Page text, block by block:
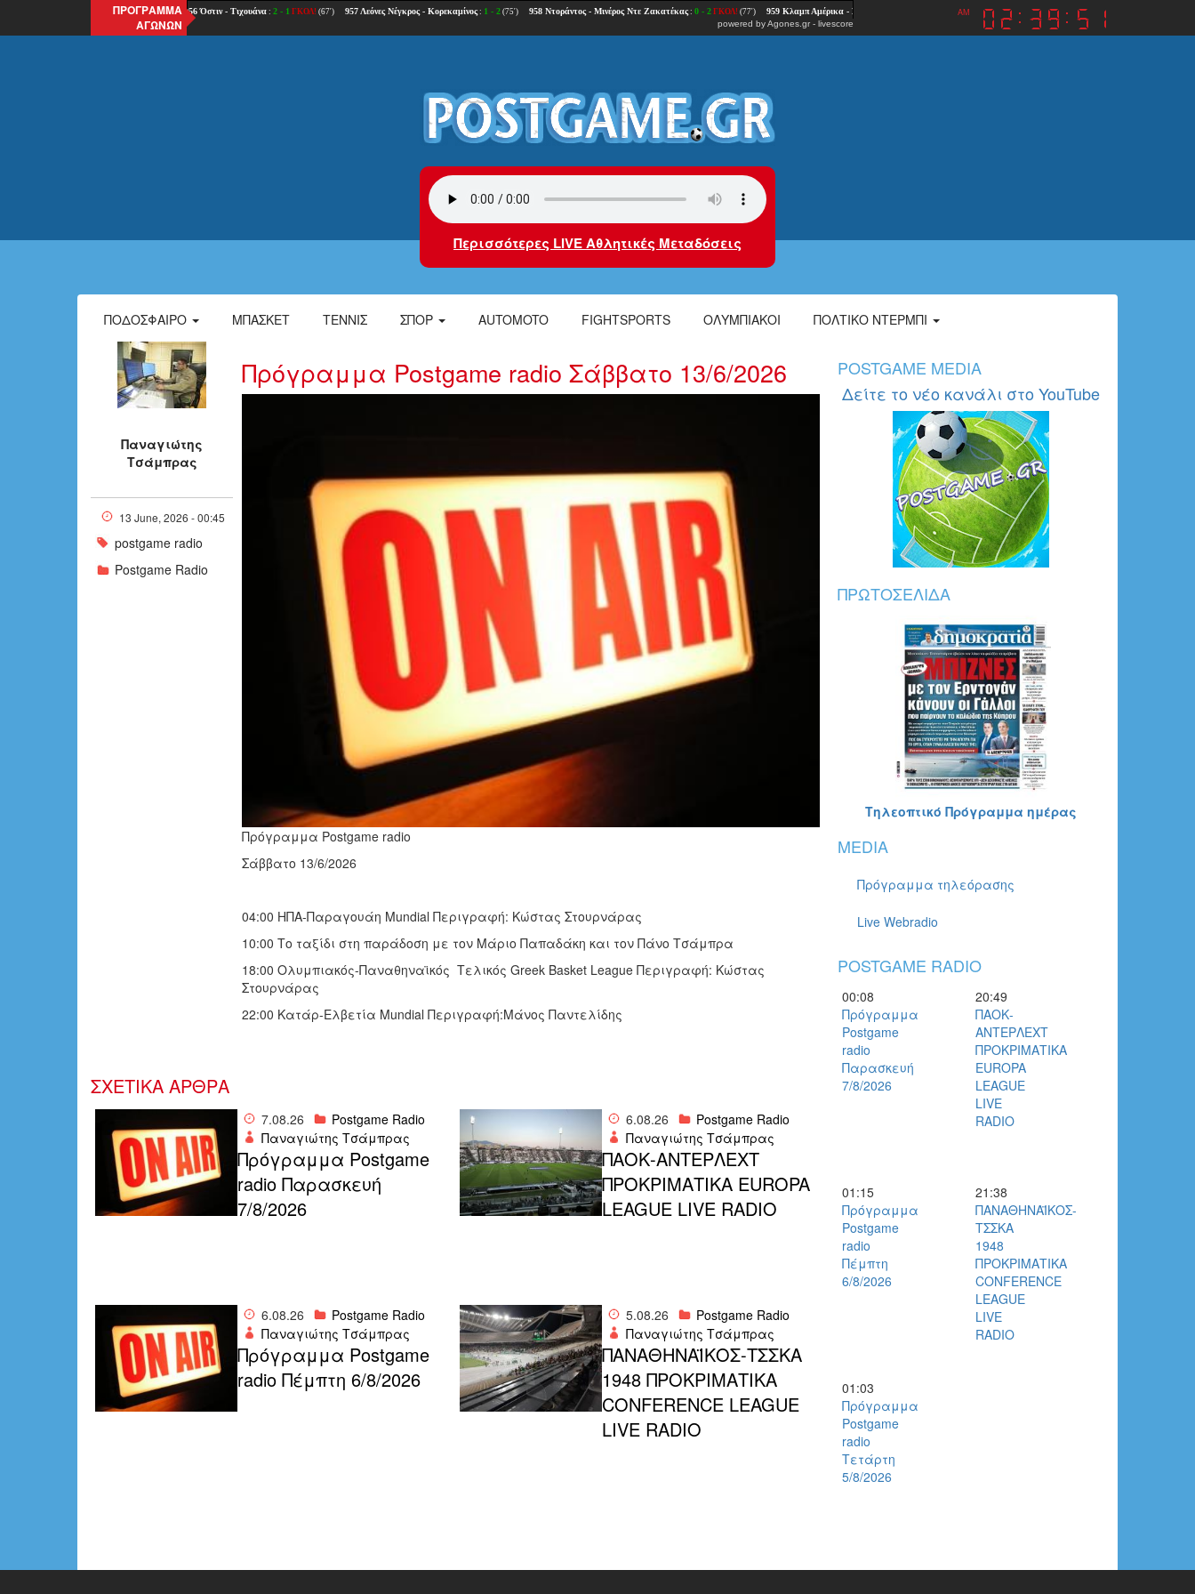
ΠΡΟΓΡΑΜΜΑ
ΑΓΩΝΩΝ
powered byAgones.gr- livescore
AM
Περισσότερες LIVE Αθλητικές Μεταδόσεις
ΠΟΔΌΣΦΑΙΡΟ ΜΠΆΣΚΕΤ ΤΈΝΝΙΣ ΣΠΟΡ AUTOMOTO FIGHTSPORTS ΟΛΥΜΠΙΑΚΟΙ ΠΟΛΤΙΚΌ ΝΤΈΡΜΠΙ
Παναγιώτης
Τσάμπρας
13 June, 2026 - 00:45
postgame radio
Postgame Radio
Πρόγραμμα Postgame radio Σάββατο 13/6/2026
jmm_1_0_0_0_0_0_1_0_0_0_1_0_0_0_0_0_1_0_0_0_0_202.jpg
Πρόγραμμα Postgame radio
Σάββατο 13/6/2026
04:00 ΗΠΑ-Παραγουάη Mundial Περιγραφή: Κώστας Στουρνάρας
10:00 Το ταξίδι στη παράδοση με τον Μάριο Παπαδάκη και τον Πάνο Τσάμπρα
18:00 Ολυμπιακός-Παναθηναϊκός Τελικός Greek Basket League Περιγραφή: Κώστας
Στουρνάρας
22:00 Κατάρ-Ελβετία Mundial Περιγραφή:Μάνος Παντελίδης
ΣΧΕΤΙΚΑ ΑΡΘΡΑ
7.08.26
Postgame Radio
Παναγιώτης Τσάμπρας
Πρόγραμμα Postgame
radio Παρασκευή
7/8/2026
6.08.26
Postgame Radio
Παναγιώτης Τσάμπρας
ΠΑΟΚ-ΑΝΤΕΡΛΕΧΤ
ΠΡΟΚΡΙΜΑΤΙΚΑ EUROPA
LEAGUE LIVE RADIO
6.08.26
Postgame Radio
Παναγιώτης Τσάμπρας
Πρόγραμμα Postgame
radio Πέμπτη 6/8/2026
5.08.26
Postgame Radio
Παναγιώτης Τσάμπρας
ΠΑΝΑΘΗΝΑΪΚΟΣ-ΤΣΣΚΑ
1948 ΠΡΟΚΡΙΜΑΤΙΚΑ
CONFERENCE LEAGUE
LIVE RADIO
POSTGAME MEDIA
Δείτε το νέο κανάλι στο YouTube
ΠΡΩΤΟΣΈΛΙΔΑ
Τηλεοπτικό Πρόγραμμα ημέρας
MEDIA
Πρόγραμμα τηλεόρασης
Live Webradio
POSTGAME RADIO
00:08
Πρόγραμμα
Postgame
radio
Παρασκευή
7/8/2026
20:49
ΠΑΟΚ-
ΑΝΤΕΡΛΕΧΤ
ΠΡΟΚΡΙΜΑΤΙΚΑ
EUROPA
LEAGUE
LIVE
RADIO
01:15
Πρόγραμμα
Postgame
radio
Πέμπτη
6/8/2026
21:38
ΠΑΝΑΘΗΝΑΪΚΟΣ-
ΤΣΣΚΑ
1948
ΠΡΟΚΡΙΜΑΤΙΚΑ
CONFERENCE
LEAGUE
LIVE
RADIO
01:03
Πρόγραμμα
Postgame
radio
Τετάρτη
5/8/2026